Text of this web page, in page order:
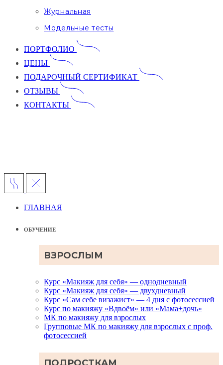
Журнальная
Модельные тесты
ПОРТФОЛИО
ЦЕНЫ
ПОДАРОЧНЫЙ СЕРТИФИКАТ
ОТЗЫВЫ
КОНТАКТЫ
ГЛАВНАЯ
ОБУЧЕНИЕ
ВЗРОСЛЫМ
Курс «Макияж для себя» — однодневный
Курс «Макияж для себя» — двухдневный
Курс «Сам себе визажист» — 4 дня с фотосессией
Курс по макияжу «Вдвоём» или «Мама+дочь»
МК по макияжу для взрослых
Групповые МК по макияжу для взрослых с проф.
фотосессией